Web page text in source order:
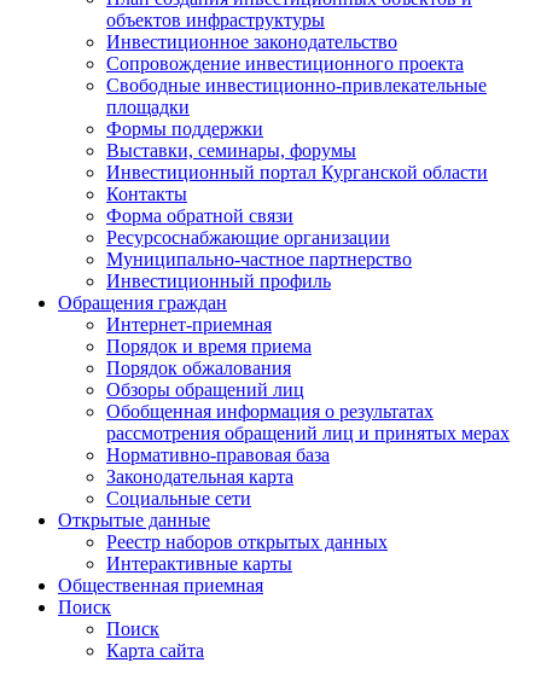
объектов инфраструктуры
Инвестиционное законодательство
Сопровождение инвестиционного проекта
Свободные инвестиционно-привлекательные
площадки
Формы поддержки
Выставки, семинары, форумы
Инвестиционный портал Курганской области
Контакты
Форма обратной связи
Ресурсоснабжающие организации
Муниципально-частное партнерство
Инвестиционный профиль
Обращения граждан
Интернет-приемная
Порядок и время приема
Порядок обжалования
Обзоры обращений лиц
Обобщенная информация о результатах
рассмотрения обращений лиц и принятых мерах
Нормативно-правовая база
Законодательная карта
Социальные сети
Открытые данные
Реестр наборов открытых данных
Интерактивные карты
Общественная приемная
Поиск
Поиск
Карта сайта